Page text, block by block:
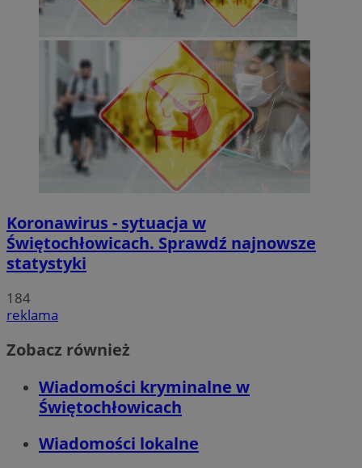
Koronawirus - sytuacja w
Świętochłowicach. Sprawdź najnowsze
statystyki
184
reklama
Zobacz również
Wiadomości kryminalne w
Świętochłowicach
Wiadomości lokalne